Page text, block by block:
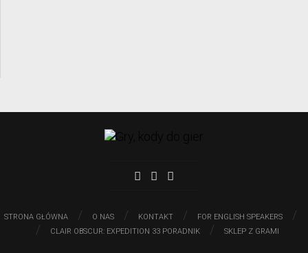
STRONA GŁÓWNA / O NAS / KONTAKT / FOR ENGLISH SPEAKERS
/
/
CLAIR OBSCUR: EXPEDITION 33 PORADNIK / SKLEP Z GRAMI